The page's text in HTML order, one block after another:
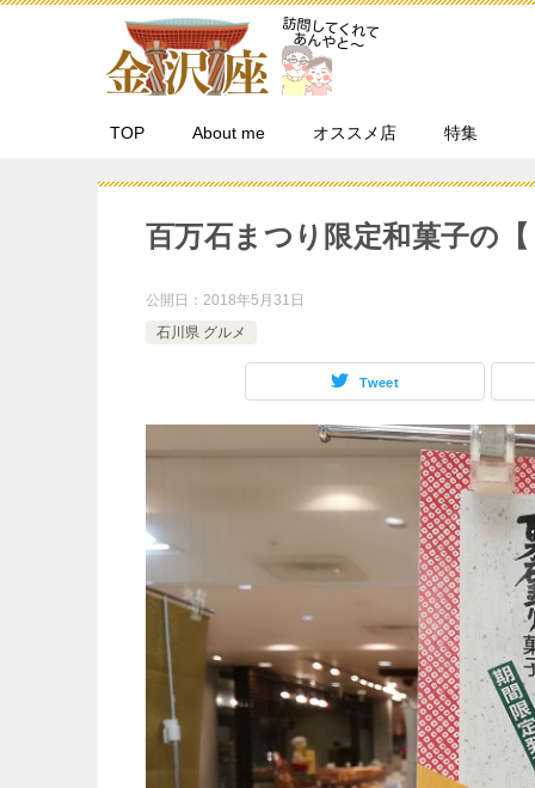
TOP About me オススメ店 特集
百万石まつり限定和菓子の
公開日： 2018年5月31日
石川県 グルメ
Tweet